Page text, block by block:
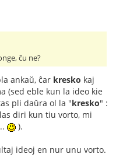
ĉu ne?
ankaŭ, ĉar kresko kaj
(sed eble kun la ideo kie
pli daŭra ol la "kresko" :
diri kun tiu vorto, mi
).
ideoj en nur unu vorto.